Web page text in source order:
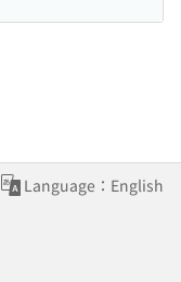
Language：English